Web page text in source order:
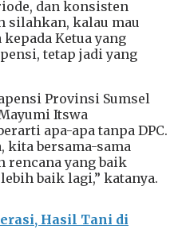
dan konsisten
silahkan, kalau mau
Ketua yang
tetap jadi yang
Provinsi Sumsel
Itswa
apa-apa tanpa DPC.
kita bersama-sama
rencana yang baik
baik lagi,” katanya.
Hasil Tani di